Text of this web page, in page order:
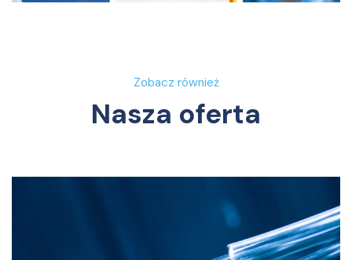
Zobacz również
Nasza oferta